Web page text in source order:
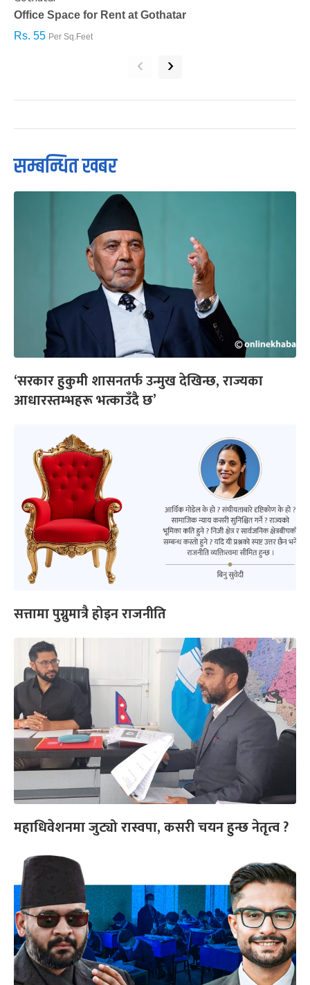
Office Space for Rent at Gothatar
Rs. 55 Per Sq.Feet
‹ ›
सम्बन्धित खबर
‘सरकार हुकुमी शासनतर्फ उन्मुख देखिन्छ, राज्यका
आधारस्तम्भहरू भत्काउँदै छ’
सत्तामा पुग्नुमात्रै होइन राजनीति
महाधिवेशनमा जुट्यो रास्वपा, कसरी चयन हुन्छ नेतृत्व ?